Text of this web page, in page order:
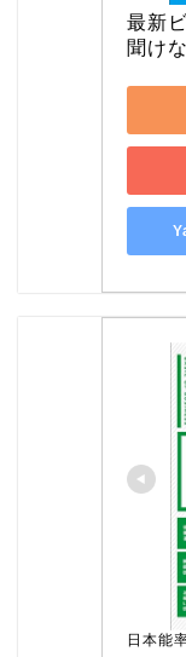
最新
聞け
日本能